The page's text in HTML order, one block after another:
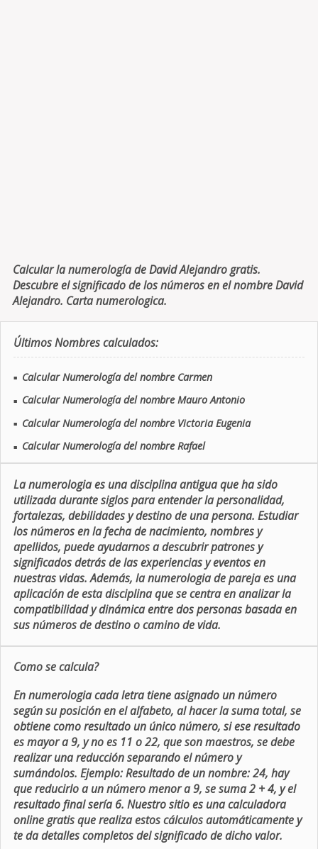
Calcular la numerología de David Alejandro gratis.
Descubre el significado de los números en el nombre David
Alejandro. Carta numerologica.
Últimos Nombres calculados:
■ Calcular Numerología del nombre Carmen
■ Calcular Numerología del nombre Mauro Antonio
■ Calcular Numerología del nombre Victoria Eugenia
■ Calcular Numerología del nombre Rafael
La numerologia es una disciplina antigua que ha sido
utilizada durante siglos para entender la personalidad,
fortalezas, debilidades y destino de una persona. Estudiar
los números en la fecha de nacimiento, nombres y
apellidos, puede ayudarnos a descubrir patrones y
significados detrás de las experiencias y eventos en
nuestras vidas. Además, la numerologia de pareja es una
aplicación de esta disciplina que se centra en analizar la
compatibilidad y dinámica entre dos personas basada en
sus números de destino o camino de vida.
Como se calcula?
En numerologia cada letra tiene asignado un número
según su posición en el alfabeto, al hacer la suma total, se
obtiene como resultado un único número, si ese resultado
es mayor a 9, y no es 11 o 22, que son maestros, se debe
realizar una reducción separando el número y
sumándolos. Ejemplo: Resultado de un nombre: 24, hay
que reducirlo a un número menor a 9, se suma 2 + 4, y el
resultado final sería 6. Nuestro sitio es una calculadora
online gratis que realiza estos cálculos automáticamente y
te da detalles completos del significado de dicho valor.